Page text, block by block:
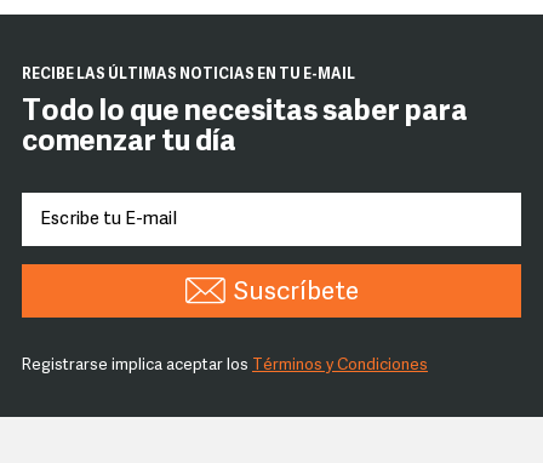
RECIBE LAS ÚLTIMAS NOTICIAS EN TU E-MAIL
Todo lo que necesitas saber para
comenzar tu día
Suscríbete
Registrarse implica aceptar los Términos y Condiciones